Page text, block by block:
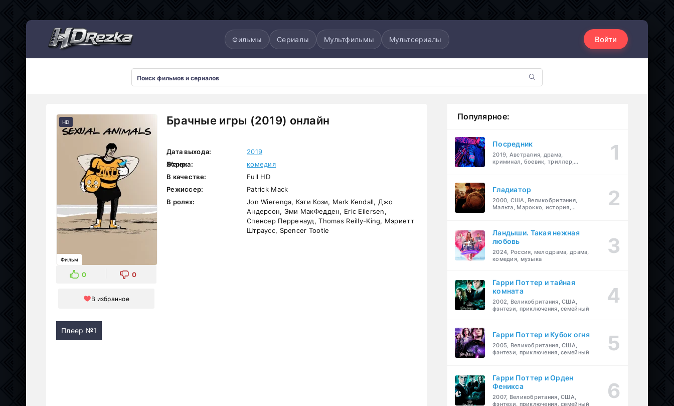
Фильмы Сериалы Мультфильмы Мультсериалы Войти
Брачные игры (2019) онлайн
HD
Фильм
0 0
В избранное
Дата выхода:
2019
Страна:
Жанр:
комедия
В качестве:
Full HD
Режиссер:
Patrick Mack
В ролях:
Jon Wierenga, Кэти Кози, Mark Kendall, Джо
Андерсон, Эми МакФедден, Eric Eilersen,
Спенсер Перренауд, Thomas Reilly-King, Мэриетт
Штраусс, Spencer Tootle
Плеер №1
Популярное:
Посредник
2019, Австралия, драма,
криминал, боевик, триллер,
Гладиатор
2000, США, Великобритания,
Мальта, Марокко, история,
Ландыши. Такая нежная
любовь
2024, Россия, мелодрама, драма,
комедия, музыка
Гарри Поттер и тайная
комната
2002, Великобритания, США,
фэнтези, приключения, семейный
Гарри Поттер и Кубок огня
2005, Великобритания, США,
фэнтези, приключения, семейный
Гарри Поттер и Орден
Феникса
2007, Великобритания, США,
фэнтези, приключения, семейный
Мультсериалы